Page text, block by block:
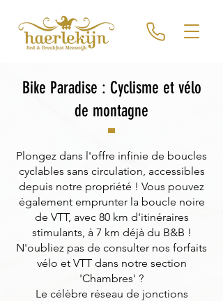
Bike Paradise : Cyclisme et vélo
de montagne
Plongez dans l'offre infinie de boucles
cyclables sans circulation, accessibles
depuis notre propriété ! Vous pouvez
également emprunter la boucle noire
de VTT, avec 80 km d'itinéraires
stimulants, à 7 km déjà du B&B !
N'oubliez pas de consulter nos forfaits
vélo et VTT dans notre section
'Chambres' ?
Le célèbre réseau de jonctions